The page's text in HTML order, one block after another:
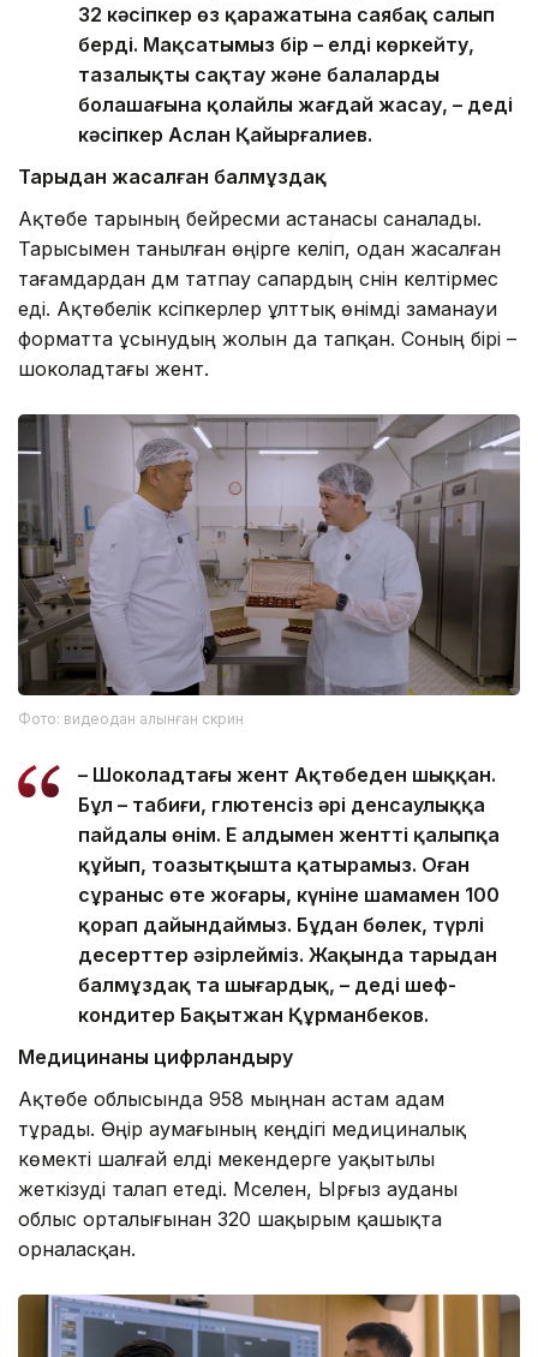
32 кәсіпкер өз қаражатына саябақ салып
берді. Мақсатымыз бір – елді көркейту,
тазалықты сақтау және балалардың
болашағына қолайлы жағдай жасау, – деді
кәсіпкер Аслан Қайырғалиев.
Тарыдан жасалған балмұздақ
Ақтөбе тарының бейресми астанасы саналады.
Тарысымен танылған өңірге келіп, одан жасалған
тағамдардан дәм татпау сапардың сәнін келтірмес
еді. Ақтөбелік кәсіпкерлер ұлттық өнімді заманауи
форматта ұсынудың жолын да тапқан. Соның бірі –
шоколадтағы жент.
Фото: видеодан алынған скрин
– Шоколадтағы жент Ақтөбеден шыққан.
Бұл – табиғи, глютенсіз әрі денсаулыққа
пайдалы өнім. Ең алдымен жентті қалыпқа
құйып, тоңазытқышта қатырамыз. Оған
сұраныс өте жоғары, күніне шамамен 100
қорап дайындаймыз. Бұдан бөлек, түрлі
десерттер әзірлейміз. Жақында тарыдан
балмұздақ та шығардық, – деді шеф-
кондитер Бақытжан Құрманбеков.
Медицинаны цифрландыру
Ақтөбе облысында 958 мыңнан астам адам
тұрады. Өңір аумағының кеңдігі медициналық
көмекті шалғай елді мекендерге уақытылы
жеткізуді талап етеді. Мәселен, Ырғыз ауданы
облыс орталығынан 320 шақырым қашықта
орналасқан.